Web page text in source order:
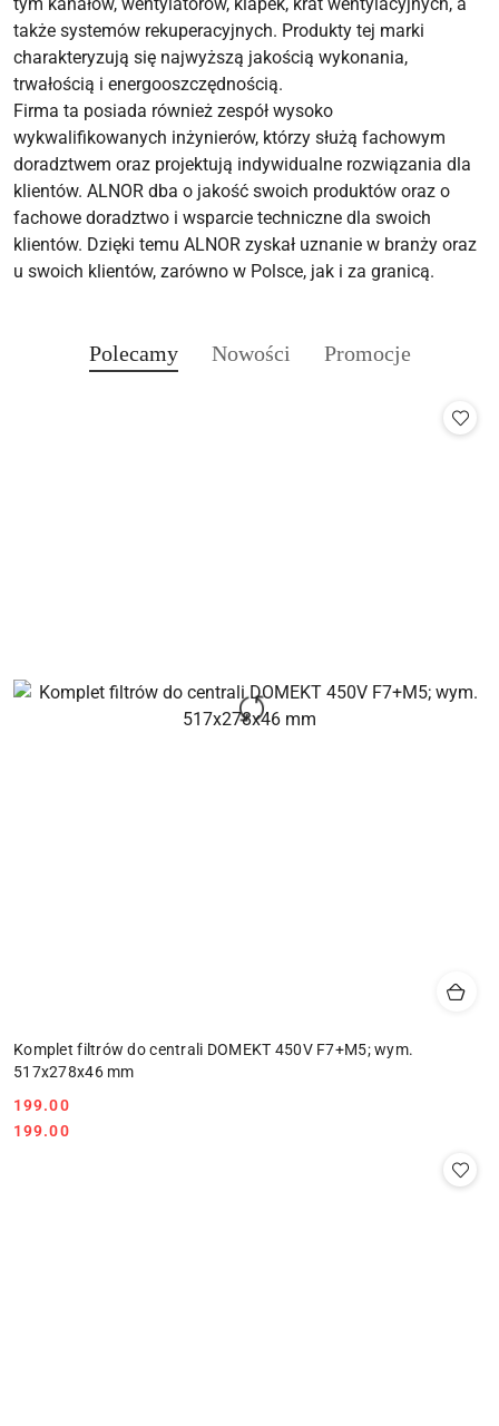
także systemów rekuperacyjnych. Produkty tej marki
charakteryzują się najwyższą jakością wykonania,
trwałością i energooszczędnością.
Firma ta posiada również zespół wysoko
wykwalifikowanych inżynierów, którzy służą fachowym
doradztwem oraz projektują indywidualne rozwiązania dla
klientów. ALNOR dba o jakość swoich produktów oraz o
fachowe doradztwo i wsparcie techniczne dla swoich
klientów. Dzięki temu ALNOR zyskał uznanie w branży oraz
u swoich klientów, zarówno w Polsce, jak i za granicą.
Pomiń karuzelę produktów
Produkty
Polecamy
Produkty
Nowości
Produkty
Promocje
Komplet filtrów do centrali DOMEKT 450V F7+M5; wym.
517x278x46 mm
Cena:
199.00
Cena:
199.00